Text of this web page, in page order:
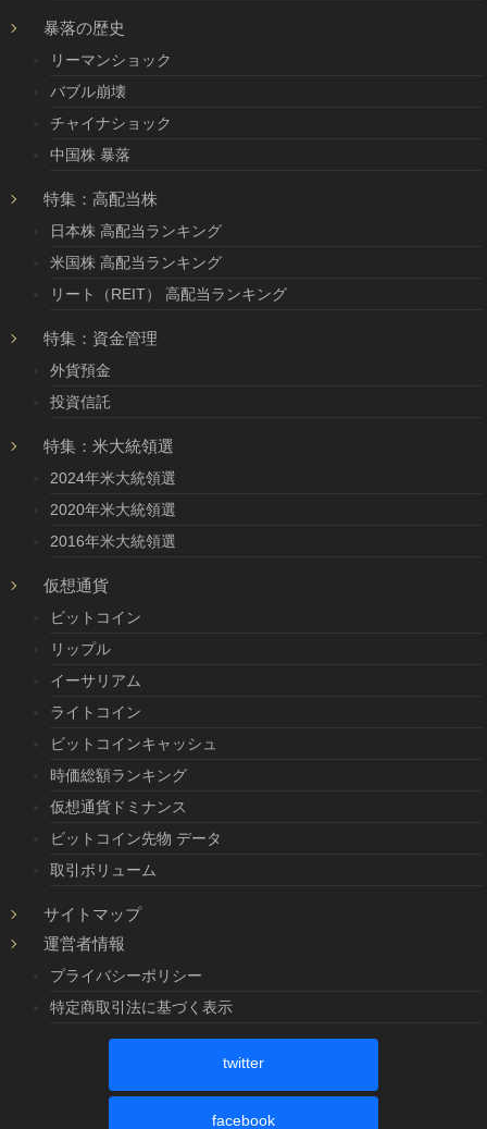
暴落の歴史
リーマンショック
バブル崩壊
チャイナショック
中国株 暴落
特集：高配当株
日本株 高配当ランキング
米国株 高配当ランキング
リート（REIT） 高配当ランキング
特集：資金管理
外貨預金
投資信託
特集：米大統領選
2024年米大統領選
2020年米大統領選
2016年米大統領選
仮想通貨
ビットコイン
リップル
イーサリアム
ライトコイン
ビットコインキャッシュ
時価総額ランキング
仮想通貨ドミナンス
ビットコイン先物 データ
取引ボリューム
サイトマップ
運営者情報
プライバシーポリシー
特定商取引法に基づく表示
twitter
facebook